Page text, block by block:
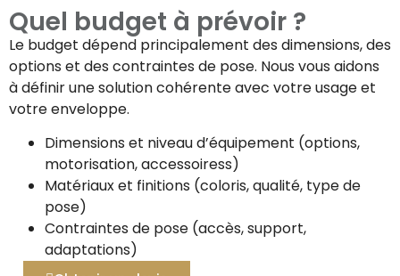
Quel budget à prévoir ?
Le budget dépend principalement des dimensions, des
options et des contraintes de pose. Nous vous aidons
à définir une solution cohérente avec votre usage et
votre enveloppe.
Dimensions et niveau d’équipement (options,
motorisation, accessoiress)
Matériaux et finitions (coloris, qualité, type de
pose)
Contraintes de pose (accès, support,
adaptations)